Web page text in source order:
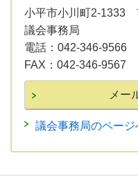
小平市小川町2-1333
議会事務局
電話： 042-346-9566
FAX： 042-346-9567
議会事務局のページ